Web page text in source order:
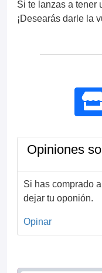
Si te lanzas a tener
¡Desearás darle la
Opiniones
Si has comprado
dejar tu oponión.
Opinar